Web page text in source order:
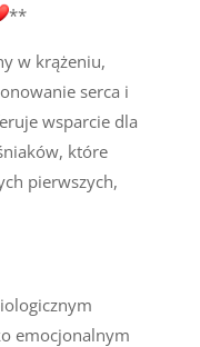
**
w krążeniu,
serca i
wsparcie dla
które
pierwszych,
emocjonalnym